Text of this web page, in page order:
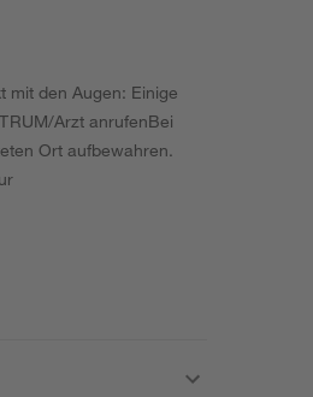
mit den Augen: Einige
Arzt anrufenBei
Ort aufbewahren.